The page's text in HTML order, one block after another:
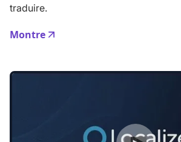
traduire.
Montre